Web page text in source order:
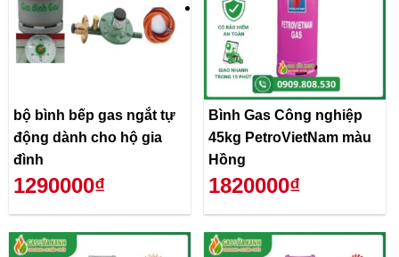
bộ bình bếp gas ngắt tự
động dành cho hộ gia
đình
1290000₫
Bình Gas Công nghiệp
45kg PetroVietNam màu
Hồng
1820000₫